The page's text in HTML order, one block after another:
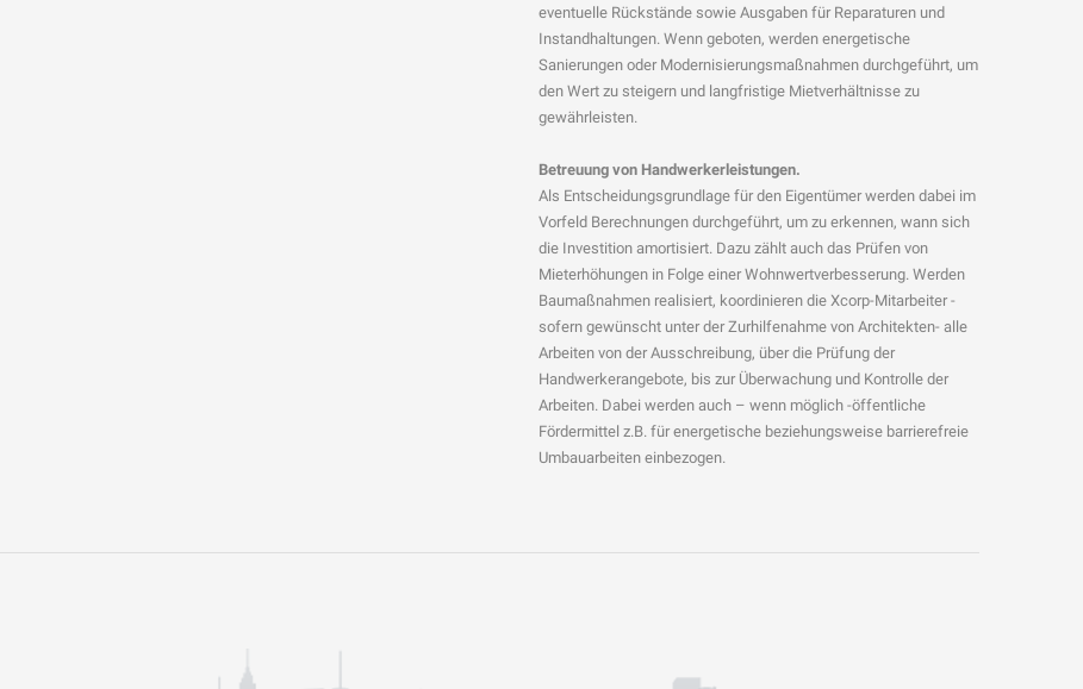
eventuelle Rückstände sowie Ausgaben für Reparaturen und
Instandhaltungen. Wenn geboten, werden energetische
Sanierungen oder Modernisierungsmaßnahmen durchgeführt, um
den Wert zu steigern und langfristige Mietverhältnisse zu
gewährleisten.
Betreuung von Handwerkerleistungen.
Als Entscheidungsgrundlage für den Eigentümer werden dabei im
Vorfeld Berechnungen durchgeführt, um zu erkennen, wann sich
die Investition amortisiert. Dazu zählt auch das Prüfen von
Mieterhöhungen in Folge einer Wohnwertverbesserung. Werden
Baumaßnahmen realisiert, koordinieren die Xcorp-Mitarbeiter -
sofern gewünscht unter der Zurhilfenahme von Architekten- alle
Arbeiten von der Ausschreibung, über die Prüfung der
Handwerkerangebote, bis zur Überwachung und Kontrolle der
Arbeiten. Dabei werden auch – wenn möglich -öffentliche
Fördermittel z.B. für energetische beziehungsweise barrierefreie
Umbauarbeiten einbezogen.